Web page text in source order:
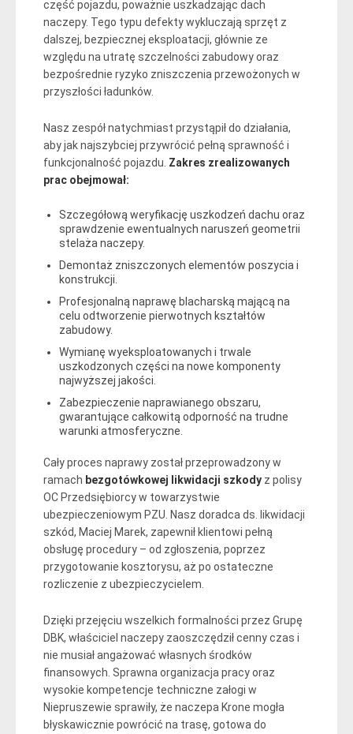
część pojazdu, poważnie uszkadzając dach
naczepy. Tego typu defekty wykluczają sprzęt z
dalszej, bezpiecznej eksploatacji, głównie ze
względu na utratę szczelności zabudowy oraz
bezpośrednie ryzyko zniszczenia przewożonych w
przyszłości ładunków.
Nasz zespół natychmiast przystąpił do działania,
aby jak najszybciej przywrócić pełną sprawność i
funkcjonalność pojazdu. Zakres zrealizowanych
prac obejmował:
Szczegółową weryfikację uszkodzeń dachu oraz
sprawdzenie ewentualnych naruszeń geometrii
stelaża naczepy.
Demontaż zniszczonych elementów poszycia i
konstrukcji.
Profesjonalną naprawę blacharską mającą na
celu odtworzenie pierwotnych kształtów
zabudowy.
Wymianę wyeksploatowanych i trwale
uszkodzonych części na nowe komponenty
najwyższej jakości.
Zabezpieczenie naprawianego obszaru,
gwarantujące całkowitą odporność na trudne
warunki atmosferyczne.
Cały proces naprawy został przeprowadzony w
ramach bezgotówkowej likwidacji szkody z polisy
OC Przedsiębiorcy w towarzystwie
ubezpieczeniowym PZU. Nasz doradca ds. likwidacji
szkód, Maciej Marek, zapewnił klientowi pełną
obsługę procedury – od zgłoszenia, poprzez
przygotowanie kosztorysu, aż po ostateczne
rozliczenie z ubezpieczycielem.
Dzięki przejęciu wszelkich formalności przez Grupę
DBK, właściciel naczepy zaoszczędził cenny czas i
nie musiał angażować własnych środków
finansowych. Sprawna organizacja pracy oraz
wysokie kompetencje techniczne załogi w
Niepruszewie sprawiły, że naczepa Krone mogła
błyskawicznie powrócić na trasę, gotowa do